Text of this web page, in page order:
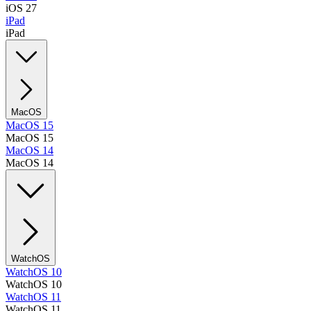
iOS 27
iPad
iPad
MacOS
MacOS 15
MacOS 15
MacOS 14
MacOS 14
WatchOS
WatchOS 10
WatchOS 10
WatchOS 11